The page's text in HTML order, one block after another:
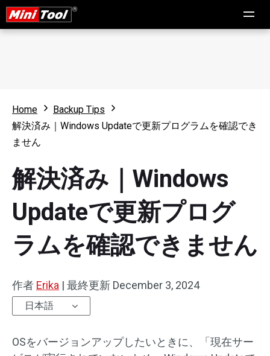
Home
Backup Tips
解決済み｜Windows Updateで更新プログラムを確認でき
ません
解決済み｜Windows
Updateで更新プログ
ラムを確認できません
作者 Erika | 最終更新 December 3, 2024
日本語
OSをバージョンアップしたいときに、「現在サー